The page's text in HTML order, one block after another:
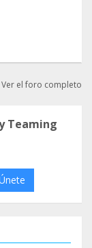
Ver el foro completo
Teaming